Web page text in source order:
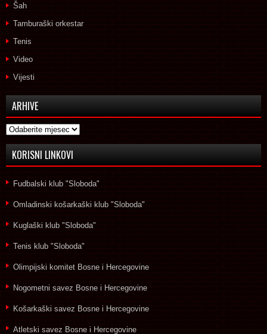
Šah
Tamburaški orkestar
Tenis
Video
Vijesti
ARHIVE
Arhive
KORISNI LINKOVI
Fudbalski klub "Sloboda"
Omladinski košarkaški klub "Sloboda"
Kuglaški klub "Sloboda"
Tenis klub "Sloboda"
Olimpijski komitet Bosne i Hercegovine
Nogometni savez Bosne i Hercegovine
Košarkaški savez Bosne i Hercegovine
Atletski savez Bosne i Hercegovine